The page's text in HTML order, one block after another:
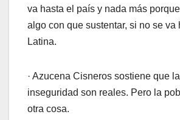
va hasta el país y nada más
algo con que sustentar, si no se va
Latina.
· Azucena Cisneros sostiene que
inseguridad son reales. Pero la
otra cosa.